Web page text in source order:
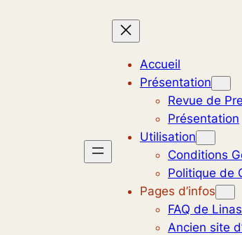
Accueil
Présentation
Revue de
Présentation
Utilisation
Conditions
Politique de
Pages d’infos
FAQ de Linas
Ancien site